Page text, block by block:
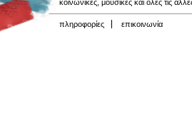
κοινωνικές, μουσικές και όλες τις
πληροφορίες επικοινωνία